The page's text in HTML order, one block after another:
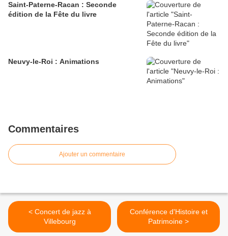
Saint-Paterne-Racan : Seconde
édition de la Fête du livre
Neuvy-le-Roi : Animations
Commentaires
Ajouter un commentaire
< Concert de jazz à
Villebourg
Conférence d'Histoire et
Patrimoine >